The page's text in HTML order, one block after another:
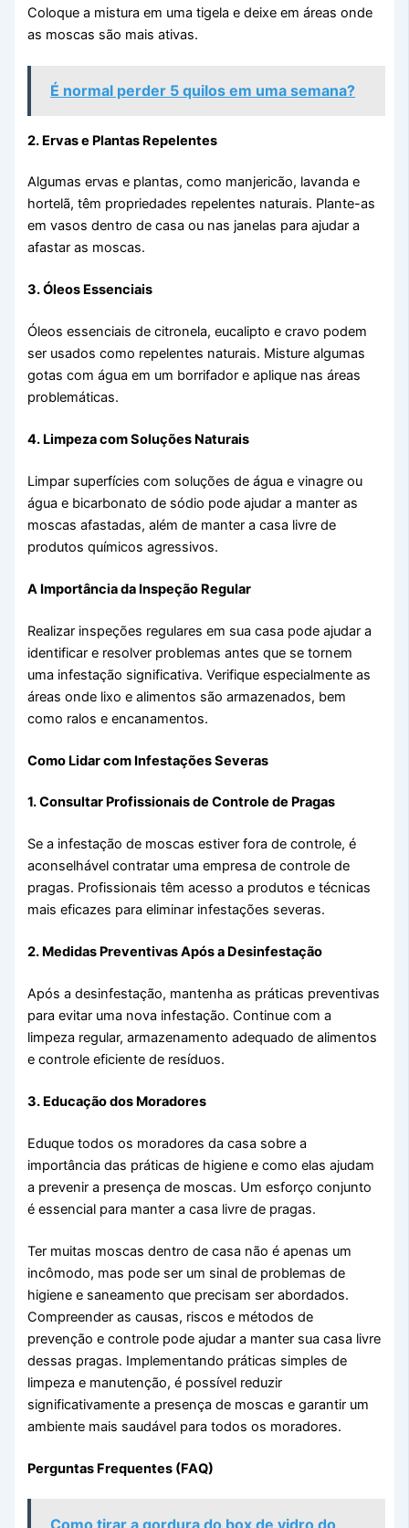
Coloque a mistura em uma tigela e deixe em áreas onde
as moscas são mais ativas.
É normal perder 5 quilos em uma semana?
2. Ervas e Plantas Repelentes
Algumas ervas e plantas, como manjericão, lavanda e
hortelã, têm propriedades repelentes naturais. Plante-as
em vasos dentro de casa ou nas janelas para ajudar a
afastar as moscas.
3. Óleos Essenciais
Óleos essenciais de citronela, eucalipto e cravo podem
ser usados como repelentes naturais. Misture algumas
gotas com água em um borrifador e aplique nas áreas
problemáticas.
4. Limpeza com Soluções Naturais
Limpar superfícies com soluções de água e vinagre ou
água e bicarbonato de sódio pode ajudar a manter as
moscas afastadas, além de manter a casa livre de
produtos químicos agressivos.
A Importância da Inspeção Regular
Realizar inspeções regulares em sua casa pode ajudar a
identificar e resolver problemas antes que se tornem
uma infestação significativa. Verifique especialmente as
áreas onde lixo e alimentos são armazenados, bem
como ralos e encanamentos.
Como Lidar com Infestações Severas
1. Consultar Profissionais de Controle de Pragas
Se a infestação de moscas estiver fora de controle, é
aconselhável contratar uma empresa de controle de
pragas. Profissionais têm acesso a produtos e técnicas
mais eficazes para eliminar infestações severas.
2. Medidas Preventivas Após a Desinfestação
Após a desinfestação, mantenha as práticas preventivas
para evitar uma nova infestação. Continue com a
limpeza regular, armazenamento adequado de alimentos
e controle eficiente de resíduos.
3. Educação dos Moradores
Eduque todos os moradores da casa sobre a
importância das práticas de higiene e como elas ajudam
a prevenir a presença de moscas. Um esforço conjunto
é essencial para manter a casa livre de pragas.
Ter muitas moscas dentro de casa não é apenas um
incômodo, mas pode ser um sinal de problemas de
higiene e saneamento que precisam ser abordados.
Compreender as causas, riscos e métodos de
prevenção e controle pode ajudar a manter sua casa livre
dessas pragas. Implementando práticas simples de
limpeza e manutenção, é possível reduzir
significativamente a presença de moscas e garantir um
ambiente mais saudável para todos os moradores.
Perguntas Frequentes (FAQ)